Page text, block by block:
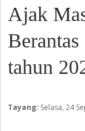
Ajak
tahun
Tayang: Selasa, 24